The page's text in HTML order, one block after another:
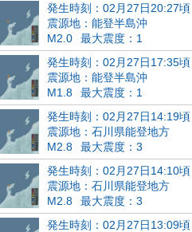
発生時刻：02月27日20:27頃
震源地：能登半島沖
M2.0
最大震度：1
発生時刻：02月27日17:35頃
震源地：能登半島沖
M1.8
最大震度：1
発生時刻：02月27日14:19頃
震源地：石川県能登地方
M2.8
最大震度：3
発生時刻：02月27日14:10頃
震源地：石川県能登地方
M2.8
最大震度：3
発生時刻：02月27日13:09頃